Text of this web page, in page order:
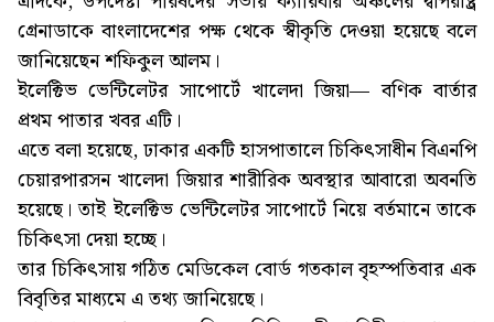
গ্রেনাডাকে বাংলাদেশের পক্ষ থেকে স্বীকৃতি দেওয়া হয়েছে বলে
জানিয়েছেন শফিকুল আলম।
ইলেক্টিভ ভেন্টিলেটর সাপোর্টে খালেদা জিয়া— বণিক বার্তার
প্রথম পাতার খবর এটি।
এতে বলা হয়েছে, ঢাকার একটি হাসপাতালে চিকিৎসাধীন বিএনপি
চেয়ারপারসন খালেদা জিয়ার শারীরিক অবস্থার আবারো অবনতি
হয়েছে। তাই ইলেক্টিভ ভেন্টিলেটর সাপোর্টে নিয়ে বর্তমানে তাকে
চিকিৎসা দেয়া হচ্ছে।
তার চিকিৎসায় গঠিত মেডিকেল বোর্ড গতকাল বৃহস্পতিবার এক
বিবৃতির মাধ্যমে এ তথ্য জানিয়েছে।